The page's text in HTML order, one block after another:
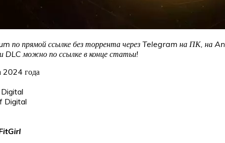
по прямой ссылке без торрента через Telegram на ПК, на
DLC можно по ссылке в конце статьи!
2024 года
Digital
Digital